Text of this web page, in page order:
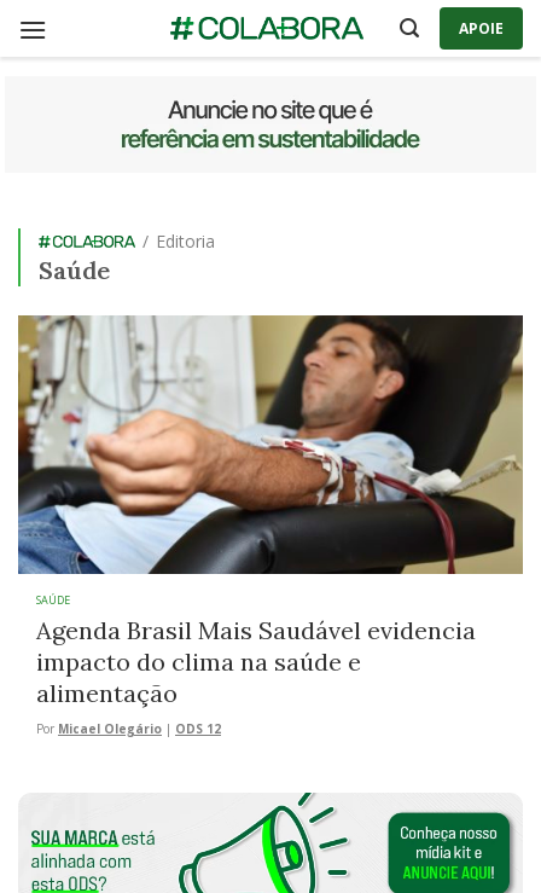
APOIE
/ Editoria
Saúde
SAÚDE
Agenda Brasil Mais Saudável evidencia
impacto do clima na saúde e
alimentação
Por Micael Olegário | ODS 12